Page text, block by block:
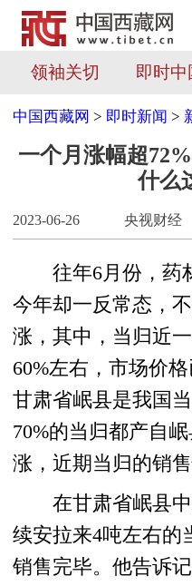
领袖关切 即时中
中国西藏网 > 即时新闻 >
一个月涨幅超
什么
2023-06-26 央视财经
往年6月份，药材
今年却一反常态，
涨，其中，当归近
60%左右，市场价格
甘肃省岷县是我国
70%的当归都产自
涨，近期当归的销
在甘肃省岷县中
续安拉来4吨左右的
销售完毕。他告诉